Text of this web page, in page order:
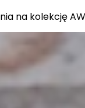
na kolekcję